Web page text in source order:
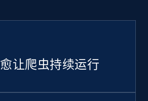
让爬虫持续运行